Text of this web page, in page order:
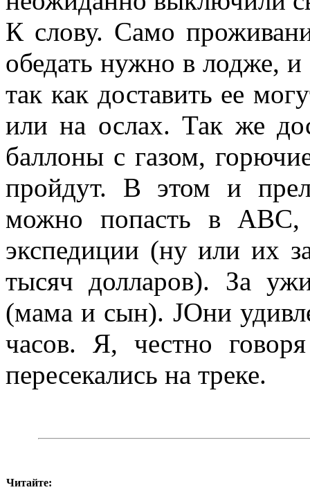
К слову. Само
обедать нужно в лодже,
так как доставить ее
или на ослах. Так же
баллоны с газом,
пройдут. В этом и
можно попасть в
экспедиции (ну или их
тысяч долларов). За
(мама и сын). JОни
часов. Я, честно
пересекались на треке.
Читайте: